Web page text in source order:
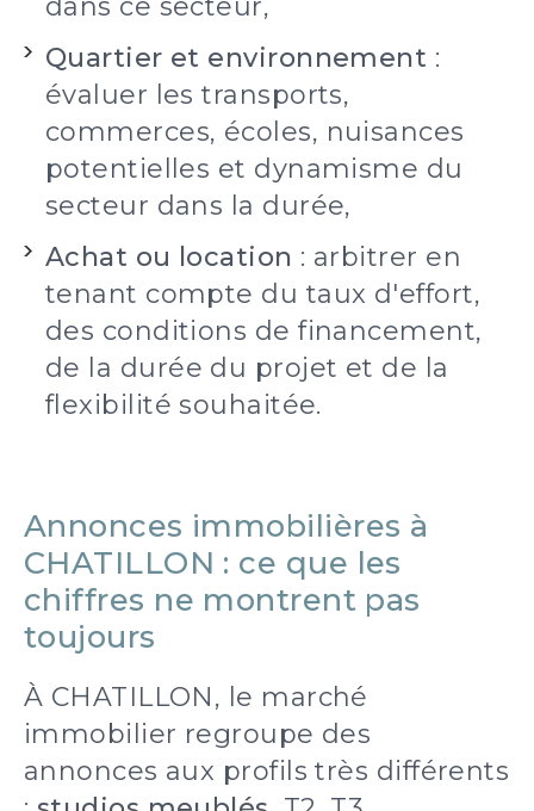
dans ce secteur,
Quartier et environnement :
évaluer les transports,
commerces, écoles, nuisances
potentielles et dynamisme du
secteur dans la durée,
Achat ou location : arbitrer en
tenant compte du taux d'effort,
des conditions de financement,
de la durée du projet et de la
flexibilité souhaitée.
Annonces immobilières à
CHATILLON : ce que les
chiffres ne montrent pas
toujours
À CHATILLON, le marché
immobilier regroupe des
annonces aux profils très différents